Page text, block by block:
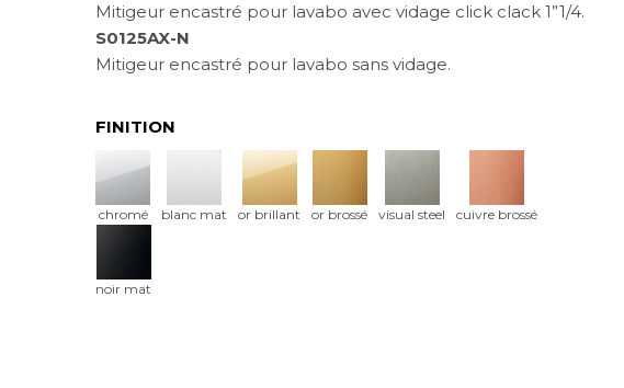
Mitigeur encastré pour lavabo avec vidage click clack 1”1/4.
S0125AX-N
Mitigeur encastré pour lavabo sans vidage.
FINITION
chromé blanc mat or brillant or brossé visual steel cuivre brossé
noir mat